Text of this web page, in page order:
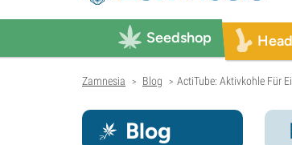
Seedshop
Zamnesia > Blog > ActiTube: Aktivkohle Für
Blog